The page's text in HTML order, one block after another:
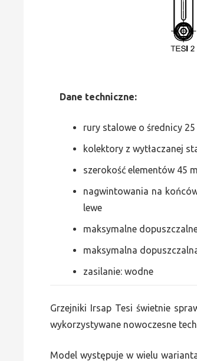
Dane techniczne:
rury stalowe o średnicy 25
kolektory z wytłaczanej
szerokość elementów 45
nagwintowania na
lewe
maksymalne
maksymalna
zasilanie: wodne
Grzejniki Irsap Tesi świetnie
wykorzystywane nowoczesne
Model występuje w wielu